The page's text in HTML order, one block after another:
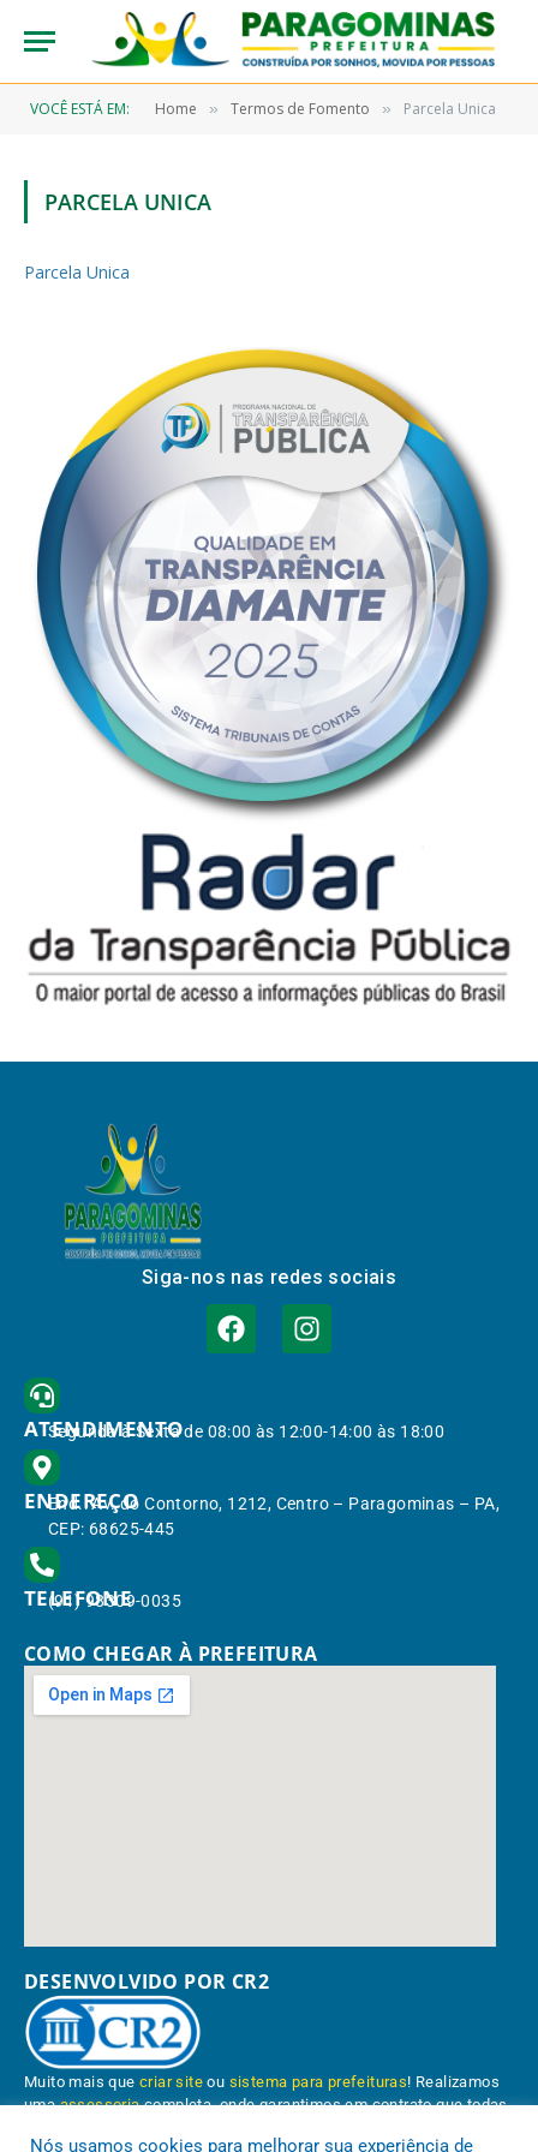
VOCÊ ESTÁ EM: Home » Termos de Fomento » Parcela Unica
PARCELA UNICA
Parcela Unica
Siga-nos nas redes sociais
ATENDIMENTO
Segunda à Sexta de 08:00 às 12:00-14:00 às 18:00
ENDEREÇO
End.: Av. do Contorno, 1212, Centro – Paragominas – PA,
CEP: 68625-445
TELEFONE
(91) 98309-0035
COMO CHEGAR À PREFEITURA
DESENVOLVIDO POR CR2
Muito mais quecriar site ou sistema para prefeituras! Realizamos
umaassessoriacompleta, onde garantimos em contrato que todas
Nós usamos cookies para melhorar sua experiência de